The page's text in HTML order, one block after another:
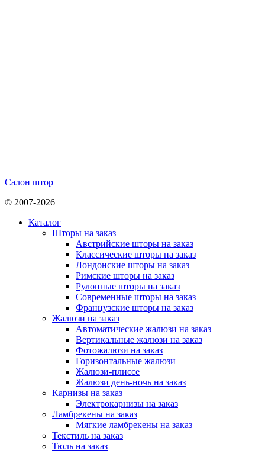
Салон штор
© 2007-2026
Каталог
Шторы на заказ
Австрийские шторы на заказ
Классические шторы на заказ
Лондонские шторы на заказ
Римские шторы на заказ
Рулонные шторы на заказ
Современные шторы на заказ
Французские шторы на заказ
Жалюзи на заказ
Автоматические жалюзи на заказ
Вертикальные жалюзи на заказ
Фотожалюзи на заказ
Горизонтальные жалюзи
Жалюзи-плиссе
Жалюзи день-ночь на заказ
Карнизы на заказ
Электрокарнизы на заказ
Ламбрекены на заказ
Мягкие ламбрекены на заказ
Текстиль на заказ
Тюль на заказ